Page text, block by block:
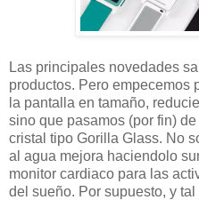
Las principales novedades
productos. Pero empecemos
la pantalla en tamaño,
sino que pasamos (por fin)
cristal tipo Gorilla Glass. No
al agua mejora haciendolo
monitor cardiaco para las
del sueño. Por supuesto, y